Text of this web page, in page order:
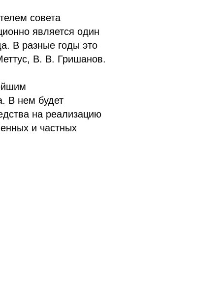
совета
является один
В разные годы это
В. В. Гришанов.
В нем будет
на реализацию
и частных